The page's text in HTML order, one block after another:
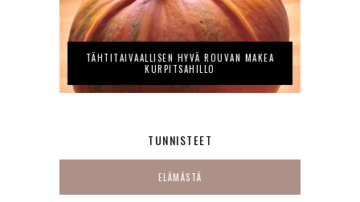
TÄHTITAIVAALLISEN HYVÄ ROUVAN MAKEA
KURPITSAHILLO
TUNNISTEET
ELÄMÄSTÄ